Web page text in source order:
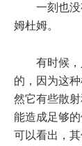
一刻也
姆杜姆。
有时候
的，因为这
然它有些散
能造成足够
可以看出，其